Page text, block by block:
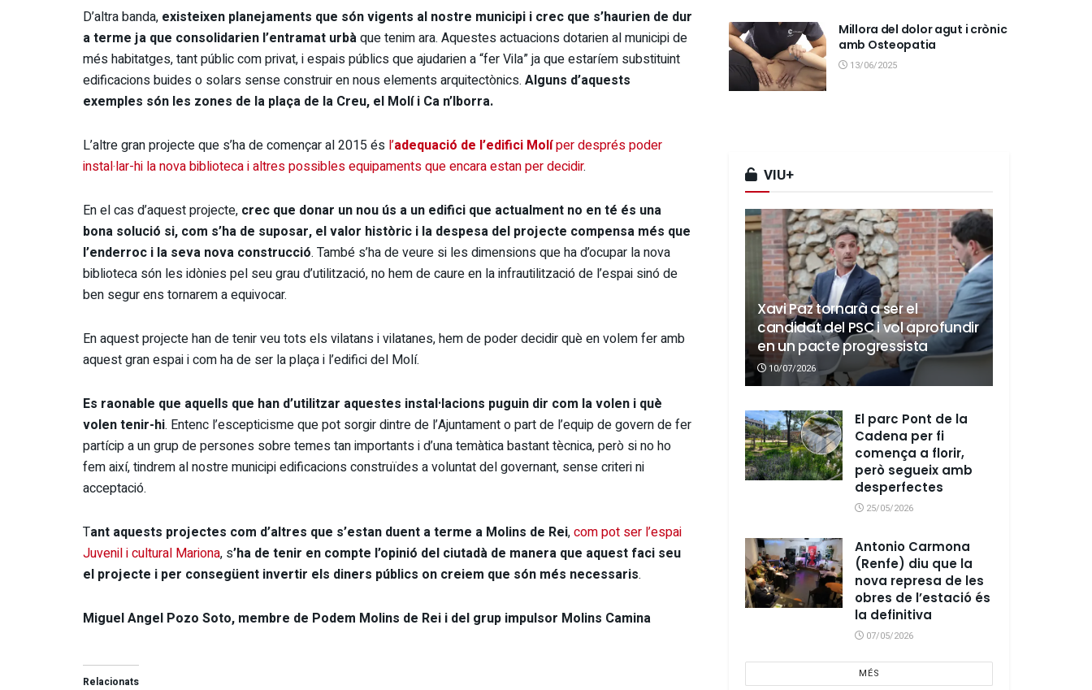
D’altra banda, existeixen planejaments que són vigents al nostre municipi i crec que s’haurien de dur
a terme ja que consolidarien l’entramat urbàque tenim ara. Aquestes actuacions dotarien al municipi de
més habitatges, tant públic com privat, i espais públics que ajudarien a “fer Vila” ja que estaríem substituint
edificacions buides o solars sense construir en nous elements arquitectònics. Alguns d’aquests
exemples són les zones de la plaça de la Creu, el Molí i Ca n’Iborra.
L’altre gran projecte que s’ha de començar al 2015 és l’adequació de l’edifici Molíper després poder
instal·lar-hi la nova biblioteca i altres possibles equipaments que encara estan per decidir.
En el cas d’aquest projecte, crec que donar un nou ús a un edifici que actualment no en té és una
bona solució si, com s’ha de suposar, el valor històric i la despesa del projecte compensa més que
l’enderroc i la seva nova construcció. També s’ha de veure si les dimensions que ha d’ocupar la nova
biblioteca són les idònies pel seu grau d’utilització, no hem de caure en la infrautilització de l’espai sinó de
ben segur ens tornarem a equivocar.
En aquest projecte han de tenir veu tots els vilatans i vilatanes, hem de poder decidir què en volem fer amb
aquest gran espai i com ha de ser la plaça i l’edifici del Molí.
Es raonable que aquells que han d’utilitzar aquestes instal·lacions puguin dir com la volen i què
volen tenir-hi. Entenc l’escepticisme que pot sorgir dintre de l’Ajuntament o part de l’equip de govern de fer
partícip a un grup de persones sobre temes tan importants i d’una temàtica bastant tècnica, però si no ho
fem així, tindrem al nostre municipi edificacions construïdes a voluntat del governant, sense criteri ni
acceptació.
Tant aquests projectes com d’altres que s’estan duent a terme a Molins de Rei,com pot ser l’espai
Juvenil i cultural Mariona, s’ha de tenir en compte l’opinió del ciutadà de manera que aquest faci seu
el projecte i per consegüent invertir els diners públics on creiem que són més necessaris.
Miguel Angel Pozo Soto, membre de Podem Molins de Rei i del grup impulsor Molins Camina
Relacionats
Millora del dolor agut i crònic
amb Osteopatia
13/06/2025
VIU+
Xavi Paz tornarà a ser el
candidat del PSC i vol aprofundir
en un pacte progressista
10/07/2026
El parc Pont de la
Cadena per fi
comença a florir,
però segueix amb
desperfectes
25/05/2026
Antonio Carmona
(Renfe) diu que la
nova represa de les
obres de l’estació és
la definitiva
07/05/2026
MÉS